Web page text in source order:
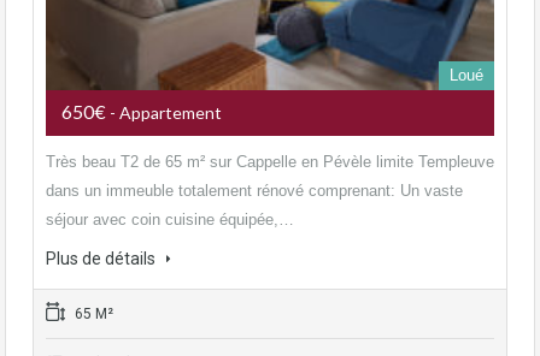
Loué
650€ - Appartement
Très beau T2 de 65 m² sur Cappelle en Pévèle limite Templeuve
dans un immeuble totalement rénové comprenant: Un vaste
séjour avec coin cuisine équipée,…
Plus de détails
65 M²